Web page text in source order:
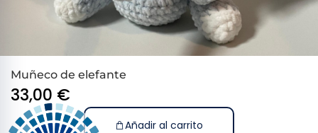
Muñeco de elefante
33,00 €
Añadir al carrito